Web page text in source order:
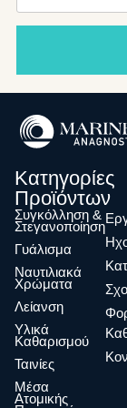
Κατηγορίες
Προϊόντων
Συγκόλληση &
Στεγανοποίηση
Γυάλισμα
Ναυτιλιακά
Χρώματα
Λείανση
Υλικά
Καθαρισμού
Ταινίες
Μέσα
Ατομικής